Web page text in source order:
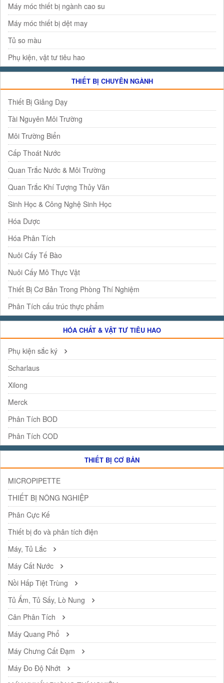
Máy móc thiết bị ngành cao su
Máy móc thiết bị dệt may
Tủ so màu
Phụ kiện, vật tư tiêu hao
THIẾT BỊ CHUYÊN NGÀNH
Thiết Bị Giảng Dạy
Tài Nguyên Môi Trường
Môi Trường Biển
Cấp Thoát Nước
Quan Trắc Nước & Môi Trường
Quan Trắc Khí Tượng Thủy Văn
Sinh Học & Công Nghệ Sinh Học
Hóa Dược
Hóa Phân Tích
Nuôi Cấy Tế Bào
Nuôi Cấy Mô Thực Vật
Thiết Bị Cơ Bản Trong Phòng Thí Nghiệm
Phân Tích cấu trúc thực phẩm
HÓA CHẤT & VẬT TƯ TIÊU HAO
Phụ kiện sắc ký
Scharlaus
Xilong
Merck
Phân Tích BOD
Phân Tích COD
THIẾT BỊ CƠ BẢN
MICROPIPETTE
THIẾT BỊ NÔNG NGHIỆP
Phân Cực Kế
Thiết bị đo và phân tích điện
Máy, Tủ Lắc
Máy Cất Nước
Nồi Hấp Tiệt Trùng
Tủ Ấm, Tủ Sấy, Lò Nung
Cân Phân Tích
Máy Quang Phổ
Máy Chưng Cất Đạm
Máy Đo Độ Nhớt